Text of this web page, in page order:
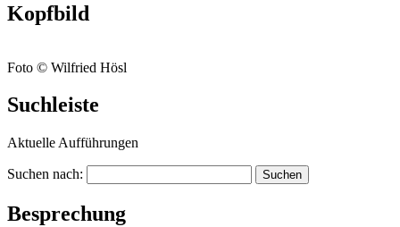
Kopfbild
Foto © Wilfried Hösl
Suchleiste
Aktuelle Aufführungen
Suchen nach:
Besprechung